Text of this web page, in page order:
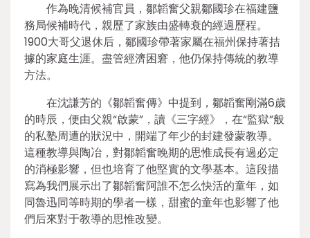
作為晚清候補官員，鄒韜奮父親鄒國珍在福建鹽
務局候補時代，親歷了家族由盛轉衰的經過歷程。
1900大哥父退休后，鄒國珍帶著家屬在福州保持著拮
據的家庭生涯。盡管經濟困窘，他仍保持傳統的教導
方法。
在沈謙芳的《鄒韜奮傳》中提到，鄒韜奮剛滿6歲
的時辰，便由父親“啟蒙”，讀《三字經》，在“監獄”般
的私塾周遭的狀況中，開端了年少的封建發蒙教導。
這種教導與陶冶，對鄒韜奮晚期的思惟成長有過必定
的消極影響，但也培育了他堅實的文學基本。這段描
寫為我們展示出了鄒韜奮阿誰不怎么快活的童年，如
同魯迅同等時期的學者一樣，甜蜜的童年也影響了他
們后來對于教導的思惟改變。